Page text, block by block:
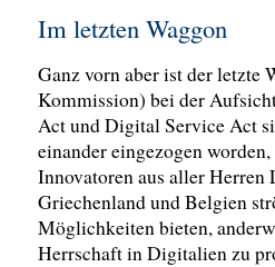
Im letzten Waggon
Ganz vorn aber ist der
Kommission) bei der
Act und Digital Service Act
einander eingezogen
Innovatoren aus aller Herren
Griechenland und Belgien
Möglichkeiten bieten,
Herrschaft in Digitalien zu